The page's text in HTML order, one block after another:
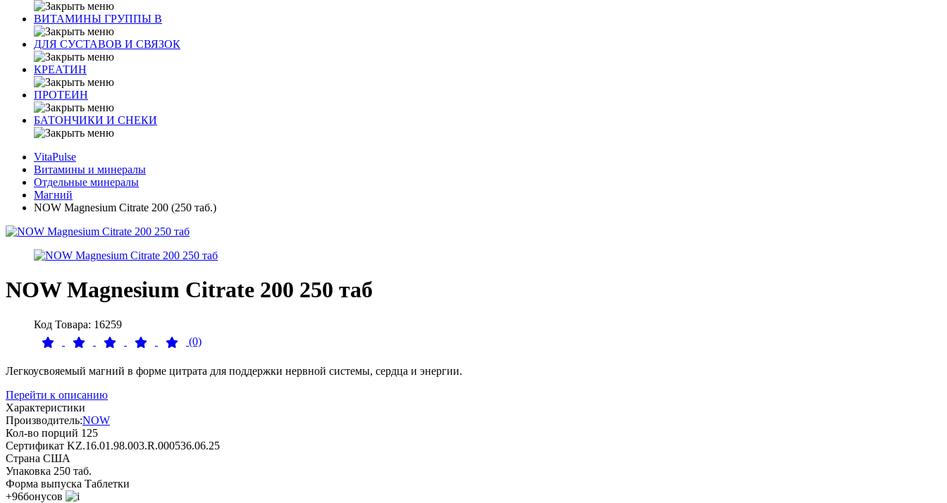
ВИТАМИНЫ ГРУППЫ В
ДЛЯ СУСТАВОВ И СВЯЗОК
КРЕАТИН
ПРОТЕИН
БАТОНЧИКИ И СНЕКИ
VitaPulse
Витамины и минералы
Отдельные минералы
Магний
NOW Magnesium Citrate 200 (250 таб.)
NOW Magnesium Citrate 200 250 таб
Код Товара: 16259
(0)
Легкоусвояемый магний в форме цитрата для поддержки нервной системы, сердца и энергии.
Перейти к описанию
Характеристики
Производитель:NOW
Кол-во порций 125
Сертификат KZ.16.01.98.003.R.000536.06.25
Страна США
Упаковка 250 таб.
Форма выпуска Таблетки
+96бонусов